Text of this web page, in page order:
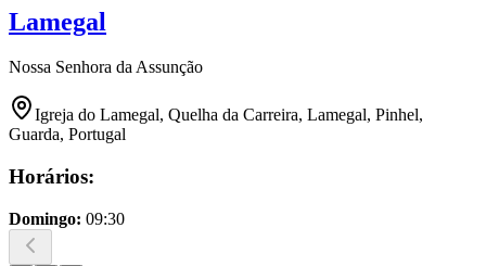
Lamegal
Nossa Senhora da Assunção
Igreja do Lamegal, Quelha da Carreira, Lamegal, Pinhel,
Guarda, Portugal
Horários:
Domingo: 09:30